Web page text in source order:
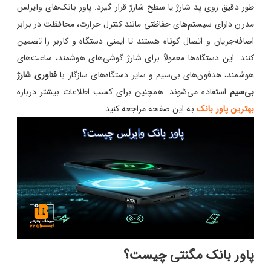
طور دقیق روی پد شارژ یا سطح شارژ قرار گیرد. پاور بانک‌های وایرلس
مدرن دارای سیستم‌های حفاظتی مانند کنترل حرارت، محافظت در برابر
اضافه‌جریان و اتصال کوتاه هستند تا ایمنی دستگاه و کاربر را تضمین
کنند. این دستگاه‌ها معمولاً برای شارژ گوشی‌های هوشمند، ساعت‌های
هوشمند، هدفون‌های بی‌سیم و سایر دستگاه‌های سازگار با فناوری شارژ
بی‌سیماستفاده می‌شوند. همچنین برای کسب اطلاعات بیشتر درباره
بهترین پاور بانک‌ به این صفحه مراجعه کنید.
پاور بانک مگنتی چیست؟